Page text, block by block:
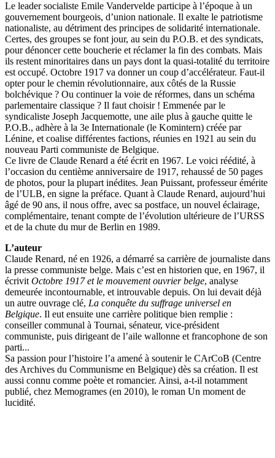
Le leader socialiste Emile Vandervelde participe à l’époque à un
gouvernement bourgeois, d’union nationale. Il exalte le patriotisme
nationaliste, au détriment des principes de solidarité internationale.
Certes, des groupes se font jour, au sein du P.O.B. et des syndicats,
pour dénoncer cette boucherie et réclamer la fin des combats. Mais
ils restent minoritaires dans un pays dont la quasi-totalité du territoire
est occupé. Octobre 1917 va donner un coup d’accélérateur. Faut-il
opter pour le chemin révolutionnaire, aux côtés de la Russie
bolchévique ? Ou continuer la voie de réformes, dans un schéma
parlementaire classique ? Il faut choisir ! Emmenée par le
syndicaliste Joseph Jacquemotte, une aile plus à gauche quitte le
P.O.B., adhère à la 3e Internationale (le Komintern) créée par
Lénine, et coalise différentes factions, réunies en 1921 au sein du
nouveau Parti communiste de Belgique.
Ce livre de Claude Renard a été écrit en 1967. Le voici réédité, à
l’occasion du centième anniversaire de 1917, rehaussé de 50 pages
de photos, pour la plupart inédites. Jean Puissant, professeur émérite
de l’ULB, en signe la préface. Quant à Claude Renard, aujourd’hui
âgé de 90 ans, il nous offre, avec sa postface, un nouvel éclairage,
complémentaire, tenant compte de l’évolution ultérieure de l’URSS
et de la chute du mur de Berlin en 1989.
L’auteur
Claude Renard, né en 1926, a démarré sa carrière de journaliste dans
la presse communiste belge. Mais c’est en historien que, en 1967, il
écrivit Octobre 1917 et le mouvement ouvrier belge, analyse
demeurée incontournable, et introuvable depuis. On lui devait déjà
un autre ouvrage clé, La conquête du suffrage universel en
Belgique. Il eut ensuite une carrière politique bien remplie :
conseiller communal à Tournai, sénateur, vice-président
communiste, puis dirigeant de l’aile wallonne et francophone de son
parti...
Sa passion pour l’histoire l’a amené à soutenir le CArCoB (Centre
des Archives du Communisme en Belgique) dès sa création. Il est
aussi connu comme poète et romancier. Ainsi, a-t-il notamment
publié, chez Memogrames (en 2010), le roman Un moment de
lucidité.